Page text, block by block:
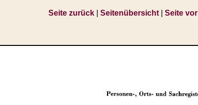
Seite zurück| Seitenübersicht| Seite vor